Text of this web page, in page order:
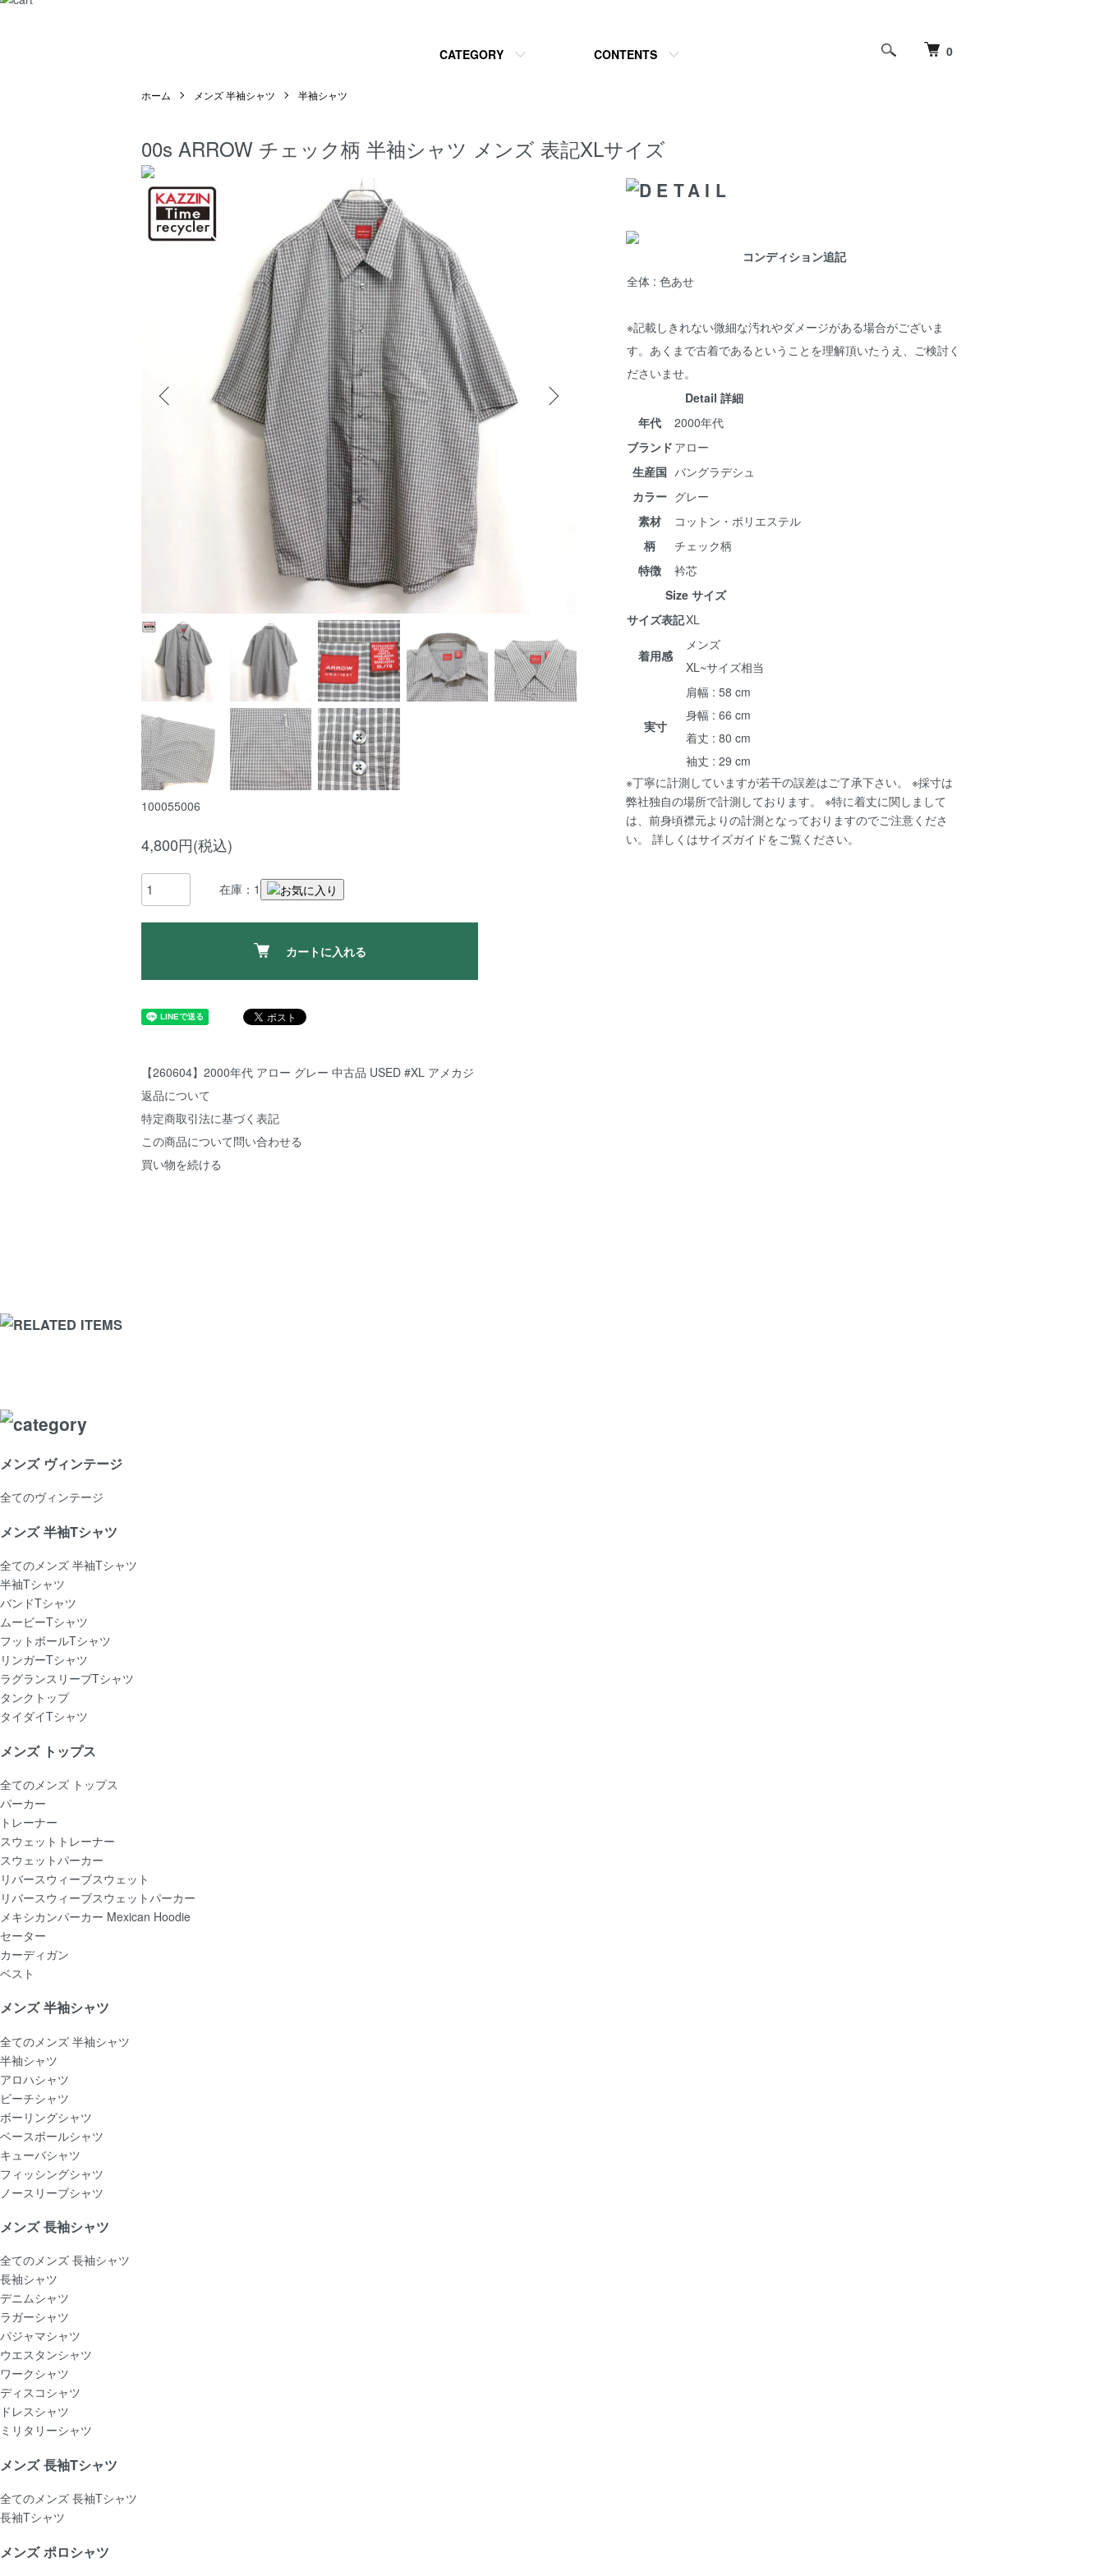
0
CATEGORY CONTENTS
ホーム メンズ 半袖シャツ 半袖シャツ
00s ARROW チェック柄 半袖シャツ メンズ 表記XLサイズ
100055006
4,800円(税込)
在庫：1
カートに入れる
【260604】2000年代 アロー グレー 中古品 USED #XL アメカジ
返品について
特定商取引法に基づく表記
この商品について問い合わせる
買い物を続ける
コンディション追記
全体 : 色あせ
※記載しきれない微細な汚れやダメージがある場合がございま
す。あくまで古着であるということを理解頂いたうえ、ご検討く
ださいませ。
Detail 詳細
年代
2000年代
ブランド アロー
生産国 バングラデシュ
カラー グレー
素材
コットン・ポリエステル
柄
チェック柄
特徴
衿芯
Size サイズ
サイズ表記XL
着用感
メンズ
XL~サイズ相当
実寸
肩幅 : 58 cm
身幅 : 66 cm
着丈 : 80 cm
袖丈 : 29 cm
※丁寧に計測していますが若干の誤差はご了承下さい。 ※採寸は
弊社独自の場所で計測しております。 ※特に着丈に関しまして
は、前身頃襟元よりの計測となっておりますのでご注意くださ
い。 詳しくはサイズガイドをご覧ください。
メンズ ヴィンテージ
全てのヴィンテージ
メンズ 半袖Tシャツ
全てのメンズ 半袖Tシャツ
半袖Tシャツ
バンドTシャツ
ムービーTシャツ
フットボールTシャツ
リンガーTシャツ
ラグランスリーブTシャツ
タンクトップ
タイダイTシャツ
メンズ トップス
全てのメンズ トップス
パーカー
トレーナー
スウェットトレーナー
スウェットパーカー
リバースウィーブスウェット
リバースウィーブスウェットパーカー
メキシカンパーカー Mexican Hoodie
セーター
カーディガン
ベスト
メンズ 半袖シャツ
全てのメンズ 半袖シャツ
半袖シャツ
アロハシャツ
ビーチシャツ
ボーリングシャツ
ベースボールシャツ
キューバシャツ
フィッシングシャツ
ノースリーブシャツ
メンズ 長袖シャツ
全てのメンズ 長袖シャツ
長袖シャツ
デニムシャツ
ラガーシャツ
パジャマシャツ
ウエスタンシャツ
ワークシャツ
ディスコシャツ
ドレスシャツ
ミリタリーシャツ
メンズ 長袖Tシャツ
全てのメンズ 長袖Tシャツ
長袖Tシャツ
メンズ ポロシャツ